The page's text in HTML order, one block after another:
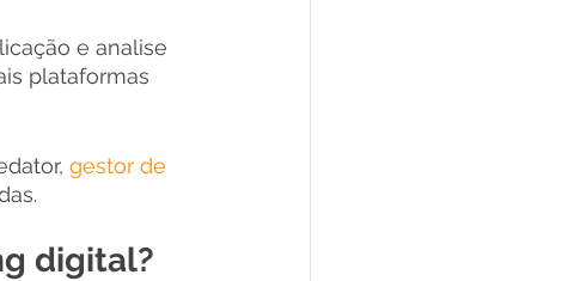
e analise
plataformas
gestor de
digital?